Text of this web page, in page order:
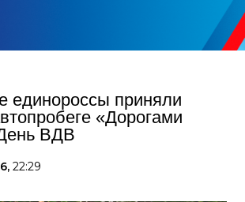
единороссы приняли
«Дорогами
ВДВ
22:29